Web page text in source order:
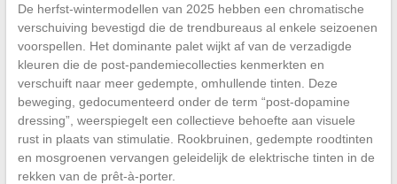
De herfst-wintermodellen van 2025 hebben een chromatische
verschuiving bevestigd die de trendbureaus al enkele seizoenen
voorspellen. Het dominante palet wijkt af van de verzadigde
kleuren die de post-pandemiecollecties kenmerkten en
verschuift naar meer gedempte, omhullende tinten. Deze
beweging, gedocumenteerd onder de term “post-dopamine
dressing”, weerspiegelt een collectieve behoefte aan visuele
rust in plaats van stimulatie. Rookbruinen, gedempte roodtinten
en mosgroenen vervangen geleidelijk de elektrische tinten in de
rekken van de prêt-à-porter.